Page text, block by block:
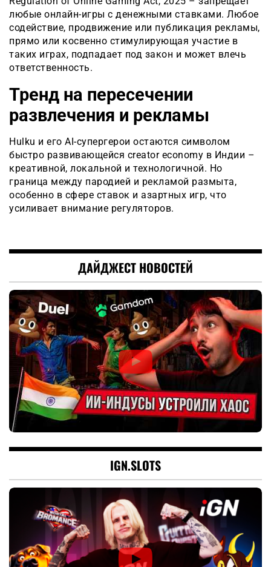
любые онлайн-игры с денежными ставками. Любое
содействие, продвижение или публикация рекламы,
прямо или косвенно стимулирующая участие в
таких играх, подпадает под закон и может влечь
ответственность.
Тренд на пересечении
развлечения и рекламы
Hulku и его AI-супергерои остаются символом
быстро развивающейся creator economy в Индии –
креативной, локальной и технологичной. Но
граница между пародией и рекламой размыта,
особенно в сфере ставок и азартных игр, что
усиливает внимание регуляторов.
ДАЙДЖЕСТ НОВОСТЕЙ
IGN.SLOTS